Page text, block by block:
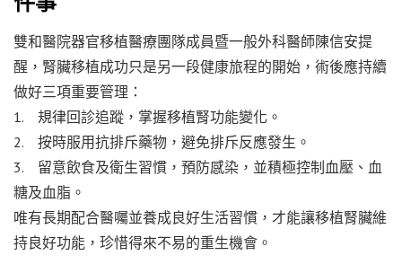
雙和醫院器官移植醫療團隊成員暨一般外科醫師陳信安提
醒，腎臟移植成功只是另一段健康旅程的開始，術後應持續
做好三項重要管理：
1. 規律回診追蹤，掌握移植腎功能變化。
2. 按時服用抗排斥藥物，避免排斥反應發生。
3. 留意飲食及衛生習慣，預防感染，並積極控制血壓、血
糖及血脂。
唯有長期配合醫囑並養成良好生活習慣，才能讓移植腎臟維
持良好功能，珍惜得來不易的重生機會。